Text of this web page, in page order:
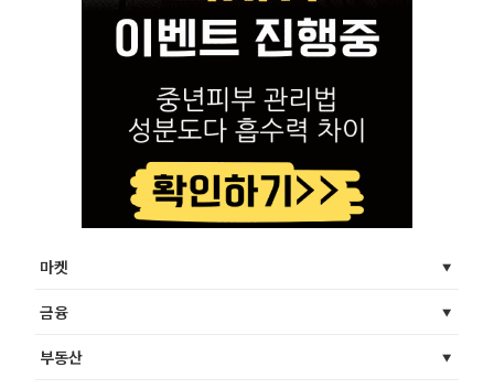
마켓
금융
부동산